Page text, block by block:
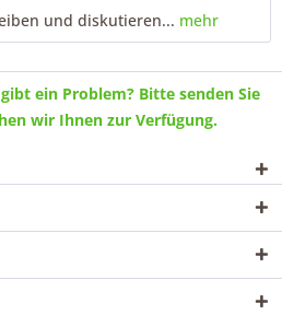
und diskutieren... mehr
ein Problem? Bitte senden Sie
wir Ihnen zur Verfügung.